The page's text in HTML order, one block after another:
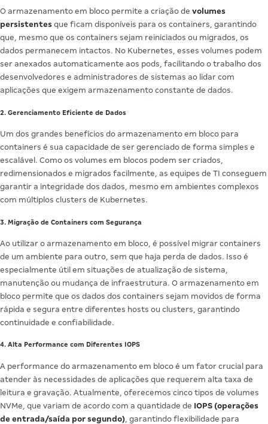
O armazenamento em bloco permite a criação de volumes
persistentes que ficam disponíveis para os containers, garantindo
que, mesmo que os containers sejam reiniciados ou migrados, os
dados permanecem intactos. No Kubernetes, esses volumes podem
ser anexados automaticamente aos pods, facilitando o trabalho dos
desenvolvedores e administradores de sistemas ao lidar com
aplicações que exigem armazenamento constante de dados.
2. Gerenciamento Eficiente de Dados
Um dos grandes benefícios do armazenamento em bloco para
containers é sua capacidade de ser gerenciado de forma simples e
escalável. Como os volumes em blocos podem ser criados,
redimensionados e migrados facilmente, as equipes de TI conseguem
garantir a integridade dos dados, mesmo em ambientes complexos
com múltiplos clusters de Kubernetes.
3. Migração de Containers com Segurança
Ao utilizar o armazenamento em bloco, é possível migrar containers
de um ambiente para outro, sem que haja perda de dados. Isso é
especialmente útil em situações de atualização de sistema,
manutenção ou mudança de infraestrutura. O armazenamento em
bloco permite que os dados dos containers sejam movidos de forma
rápida e segura entre diferentes hosts ou clusters, garantindo
continuidade e confiabilidade.
4. Alta Performance com Diferentes IOPS
A performance do armazenamento em bloco é um fator crucial para
atender às necessidades de aplicações que requerem alta taxa de
leitura e gravação. Atualmente, oferecemos cinco tipos de volumes
NVMe, que variam de acordo com a quantidade de IOPS (operações
de entrada/saída por segundo) , garantindo flexibilidade para